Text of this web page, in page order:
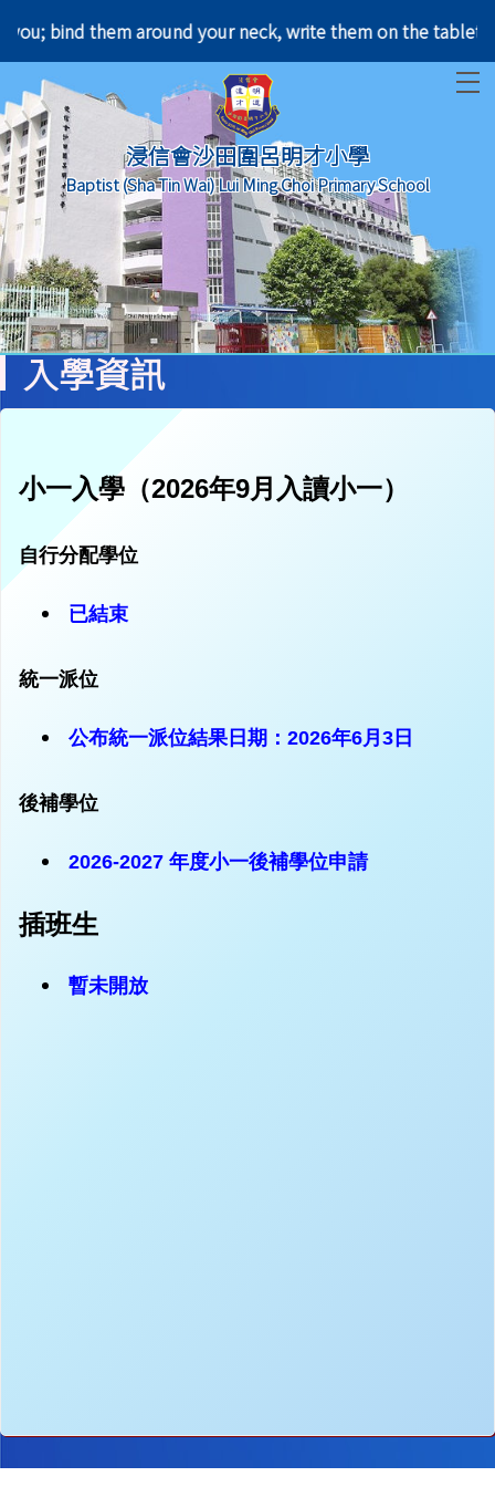
bind them around your neck, write them on the tablet
浸信會沙田圍呂明才小學
Baptist (Sha Tin Wai) Lui Ming Choi Primary School
入學資訊
小一入學 （2026年9月入讀小一）
自行分配學位
已結束
統一派位
公布統一派位結果日期：2026年6月3日
後補學位
2026-2027 年度小一後補學位申請
插班生
暫未開放